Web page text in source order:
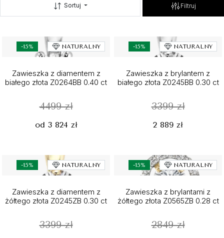
Sortuj Filtruj
-15% NATURALNY
Zawieszka z diamentem z
białego złota Z0264BB 0.40 ct
4499 zł
od 3 824 zł
-15% NATURALNY
Zawieszka z brylantem z
białego złota Z0245BB 0.30 ct
3399 zł
2 889 zł
-15% NATURALNY
Zawieszka z diamentem z
żółtego złota Z0245ZB 0.30 ct
3399 zł
-15% NATURALNY
Zawieszka z brylantami z
żółtego złota Z0565ZB 0.28 ct
2849 zł